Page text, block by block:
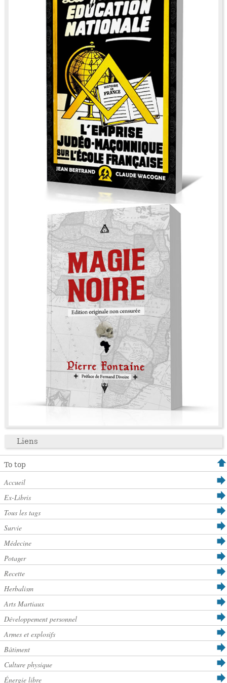
Liens
To top
Accueil
Ex-Libris
Tous les tags
Survie
Médecine
Potager
Recette
Herbalism
Arts Martiaux
Développement personnel
Armes et explosifs
Bâtiment
Culture physique
Énergie libre